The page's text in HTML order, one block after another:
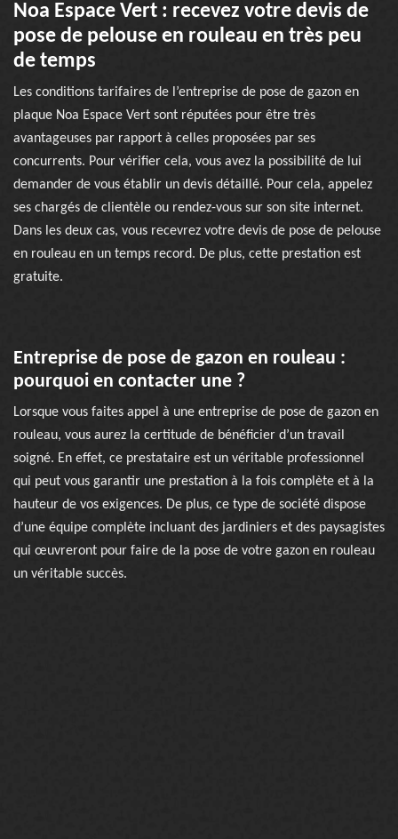
Noa Espace Vert : recevez votre devis de
pose de pelouse en rouleau en très peu
de temps
Les conditions tarifaires de l’entreprise de pose de gazon en
plaque Noa Espace Vert sont réputées pour être très
avantageuses par rapport à celles proposées par ses
concurrents. Pour vérifier cela, vous avez la possibilité de lui
demander de vous établir un devis détaillé. Pour cela, appelez
ses chargés de clientèle ou rendez-vous sur son site internet.
Dans les deux cas, vous recevrez votre devis de pose de pelouse
en rouleau en un temps record. De plus, cette prestation est
gratuite.
Entreprise de pose de gazon en rouleau :
pourquoi en contacter une ?
Lorsque vous faites appel à une entreprise de pose de gazon en
rouleau, vous aurez la certitude de bénéficier d’un travail
soigné. En effet, ce prestataire est un véritable professionnel
qui peut vous garantir une prestation à la fois complète et à la
hauteur de vos exigences. De plus, ce type de société dispose
d’une équipe complète incluant des jardiniers et des paysagistes
qui œuvreront pour faire de la pose de votre gazon en rouleau
un véritable succès.